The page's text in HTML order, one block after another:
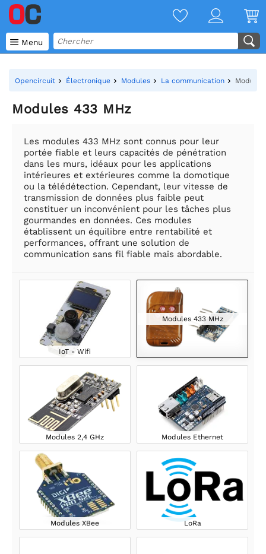
 Menu
Opencircuit Électronique Modules La communication Modules
Modules 433 MHz
Les modules 433 MHz sont connus pour leur
portée fiable et leurs capacités de pénétration
dans les murs, idéaux pour les applications
intérieures et extérieures comme la domotique
ou la télédétection. Cependant, leur vitesse de
transmission de données plus faible peut
constituer un inconvénient pour les tâches plus
gourmandes en données. Ces modules
établissent un équilibre entre rentabilité et
performances, offrant une solution de
communication sans fil fiable mais abordable.
IoT - Wifi
Modules 433 MHz
Modules 2,4 GHz Modules Ethernet
Modules XBee LoRa